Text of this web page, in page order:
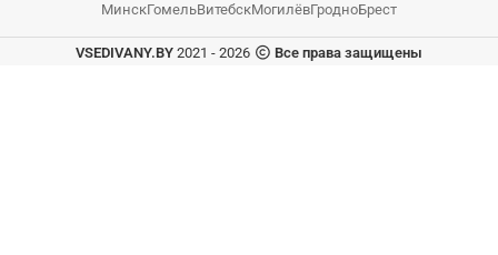
МинскГомельВитебскМогилёвГродноБрест
VSEDIVANY.BY 2021 - 2026 Все права защищены